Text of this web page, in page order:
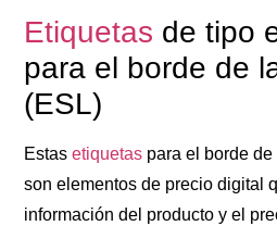
Etiquetas de tipo
para el borde de
(ESL)
Estasetiquetas para el borde
son elementos de precio digital
información del producto y el